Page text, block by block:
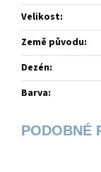
Velikost:
Země původu:
Dezén:
Barva: